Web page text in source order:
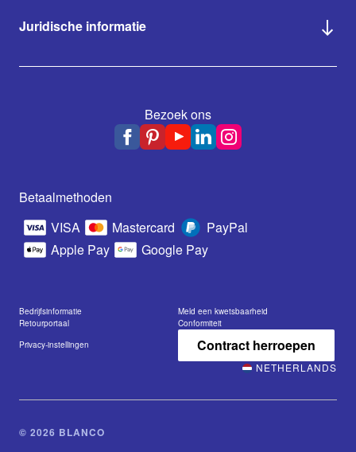
Juridische informatie
Bezoek ons
Betaalmethoden
VISA
Mastercard
PayPal
Apple Pay
Google Pay
Bedrijfsinformatie
Meld een kwetsbaarheid
Retourportaal
Conformiteit
Privacy-instellingen
Contract herroepen
NETHERLANDS
© 2026 BLANCO